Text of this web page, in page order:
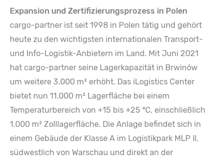
Expansion und Zertifizierungsprozess in Polen
cargo-partner ist seit 1998 in Polen tätig und gehört
heute zu den wichtigsten internationalen Transport-
und Info-Logistik-Anbietern im Land. Mit Juni 2021
hat cargo-partner seine Lagerkapazität in Brwinów
um weitere 3.000 m² erhöht. Das iLogistics Center
bietet nun 11.000 m² Lagerfläche bei einem
Temperaturbereich von +15 bis +25 °C, einschließlich
1.000 m² Zolllagerfläche. Die Anlage befindet sich in
einem Gebäude der Klasse A im Logistikpark MLP II,
südwestlich von Warschau und direkt an der